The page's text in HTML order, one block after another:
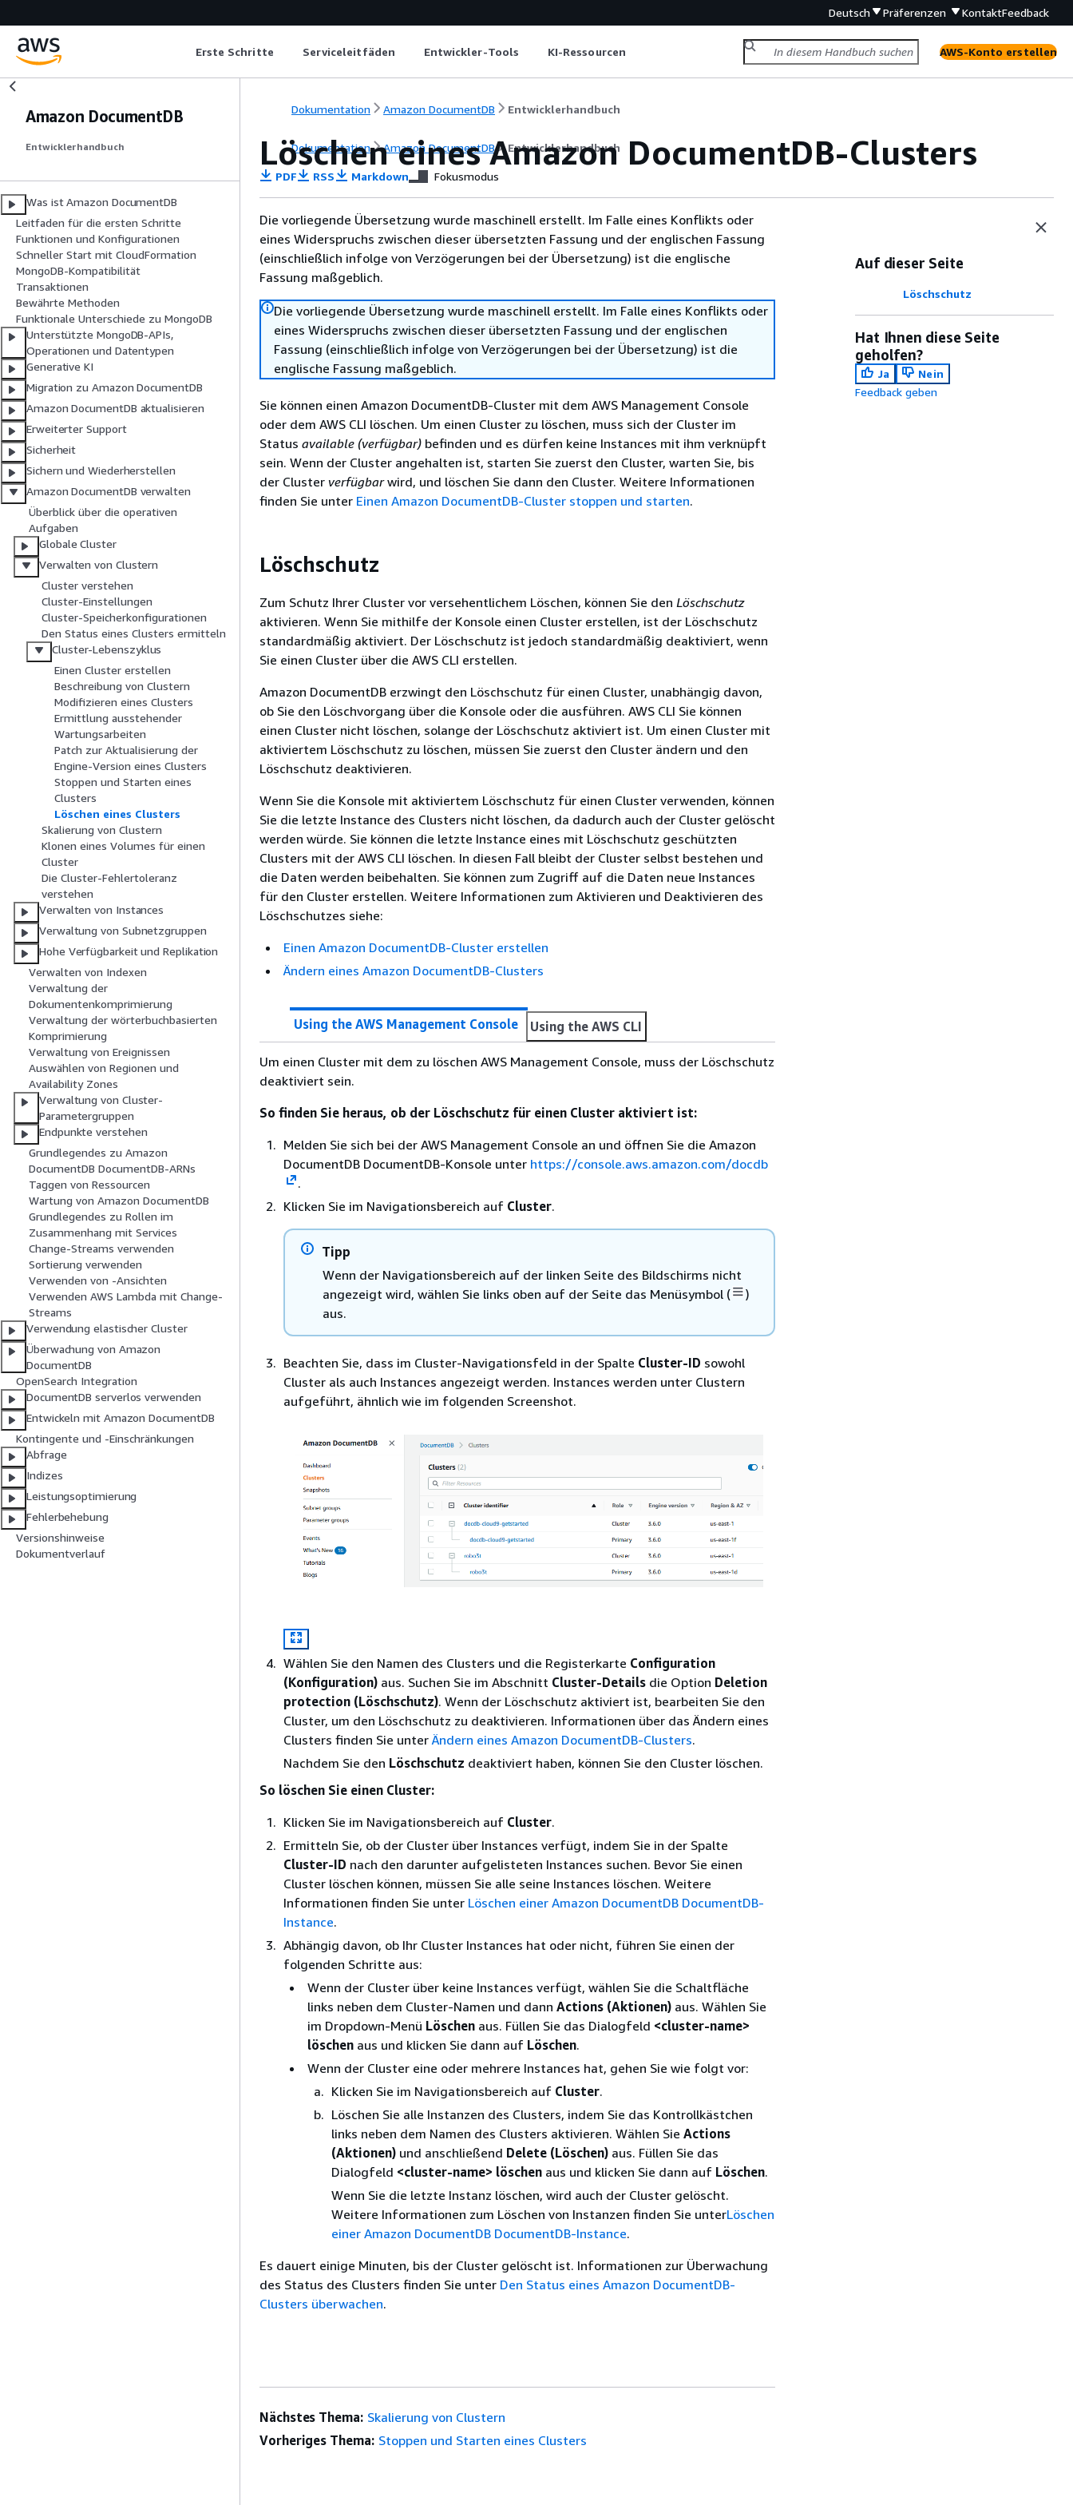
Deutsch Präferenzen KontaktFeedback
Erste Schritte Serviceleitfäden Entwickler-Tools KI-Ressourcen AWS-Konto erstellen
Amazon DocumentDB
Entwicklerhandbuch
Was ist Amazon DocumentDB
Leitfaden für die ersten Schritte
Funktionen und Konfigurationen
Schneller Start mit CloudFormation
MongoDB-Kompatibilität
Transaktionen
Bewährte Methoden
Funktionale Unterschiede zu MongoDB
Unterstützte MongoDB-APIs,
Operationen und Datentypen
Generative KI
Migration zu Amazon DocumentDB
Amazon DocumentDB aktualisieren
Erweiterter Support
Sicherheit
Sichern und Wiederherstellen
Amazon DocumentDB verwalten
Überblick über die operativen
Aufgaben
Globale Cluster
Verwalten von Clustern
Cluster verstehen
Cluster-Einstellungen
Cluster-Speicherkonfigurationen
Den Status eines Clusters ermitteln
Cluster-Lebenszyklus
Einen Cluster erstellen
Beschreibung von Clustern
Modifizieren eines Clusters
Ermittlung ausstehender
Wartungsarbeiten
Patch zur Aktualisierung der
Engine-Version eines Clusters
Stoppen und Starten eines
Clusters
Löschen eines Clusters
Skalierung von Clustern
Klonen eines Volumes für einen
Cluster
Die Cluster-Fehlertoleranz
verstehen
Verwalten von Instances
Verwaltung von Subnetzgruppen
Hohe Verfügbarkeit und Replikation
Verwalten von Indexen
Verwaltung der
Dokumentenkomprimierung
Verwaltung der wörterbuchbasierten
Komprimierung
Verwaltung von Ereignissen
Auswählen von Regionen und
Availability Zones
Verwaltung von Cluster-
Parametergruppen
Endpunkte verstehen
Grundlegendes zu Amazon
DocumentDB DocumentDB-ARNs
Taggen von Ressourcen
Wartung von Amazon DocumentDB
Grundlegendes zu Rollen im
Zusammenhang mit Services
Change-Streams verwenden
Sortierung verwenden
Verwenden von -Ansichten
Verwenden AWS Lambda mit Change-
Streams
Verwendung elastischer Cluster
Überwachung von Amazon
DocumentDB
OpenSearch Integration
DocumentDB serverlos verwenden
Entwickeln mit Amazon DocumentDB
Kontingente und -Einschränkungen
Abfrage
Indizes
Leistungsoptimierung
Fehlerbehebung
Versionshinweise
Dokumentverlauf
Dokumentation Amazon DocumentDB Entwicklerhandbuch
Dokumentation Amazon DocumentDB Entwicklerhandbuch
Löschen eines Amazon DocumentDB-Clusters
PDF RSS Markdown Fokusmodus
Die vorliegende Übersetzung wurde maschinell erstellt. Im Falle eines Konflikts oder
eines Widerspruchs zwischen dieser übersetzten Fassung und der englischen Fassung
(einschließlich infolge von Verzögerungen bei der Übersetzung) ist die englische
Fassung maßgeblich.
Die vorliegende Übersetzung wurde maschinell erstellt. Im Falle eines Konflikts oder
eines Widerspruchs zwischen dieser übersetzten Fassung und der englischen
Fassung (einschließlich infolge von Verzögerungen bei der Übersetzung) ist die
englische Fassung maßgeblich.
Sie können einen Amazon DocumentDB-Cluster mit dem AWS Management Console
oder dem AWS CLI löschen. Um einen Cluster zu löschen, muss sich der Cluster im
Status available (verfügbar) befinden und es dürfen keine Instances mit ihm verknüpft
sein. Wenn der Cluster angehalten ist, starten Sie zuerst den Cluster, warten Sie, bis
der Cluster verfügbarwird, und löschen Sie dann den Cluster. Weitere Informationen
finden Sie unter Einen Amazon DocumentDB-Cluster stoppen und starten.
Löschschutz
Zum Schutz Ihrer Cluster vor versehentlichem Löschen, können Sie den Löschschutz
aktivieren. Wenn Sie mithilfe der Konsole einen Cluster erstellen, ist der Löschschutz
standardmäßig aktiviert. Der Löschschutz ist jedoch standardmäßig deaktiviert, wenn
Sie einen Cluster über die AWS CLI erstellen.
Amazon DocumentDB erzwingt den Löschschutz für einen Cluster, unabhängig davon,
ob Sie den Löschvorgang über die Konsole oder die ausführen. AWS CLI Sie können
einen Cluster nicht löschen, solange der Löschschutz aktiviert ist. Um einen Cluster mit
aktiviertem Löschschutz zu löschen, müssen Sie zuerst den Cluster ändern und den
Löschschutz deaktivieren.
Wenn Sie die Konsole mit aktiviertem Löschschutz für einen Cluster verwenden, können
Sie die letzte Instance des Clusters nicht löschen, da dadurch auch der Cluster gelöscht
werden würde. Sie können die letzte Instance eines mit Löschschutz geschützten
Clusters mit der AWS CLI löschen. In diesen Fall bleibt der Cluster selbst bestehen und
die Daten werden beibehalten. Sie können zum Zugriff auf die Daten neue Instances
für den Cluster erstellen. Weitere Informationen zum Aktivieren und Deaktivieren des
Löschschutzes siehe:
Einen Amazon DocumentDB-Cluster erstellen
Ändern eines Amazon DocumentDB-Clusters
Using the AWS Management Console Using the AWS CLI
Um einen Cluster mit dem zu löschen AWS Management Console, muss der Löschschutz
deaktiviert sein.
So finden Sie heraus, ob der Löschschutz für einen Cluster aktiviert ist:
Melden Sie sich bei der AWS Management Console an und öffnen Sie die Amazon
DocumentDB DocumentDB-Konsole unter https://console.aws.amazon.com/docdb
.
Klicken Sie im Navigationsbereich auf Cluster.
Tipp
Wenn der Navigationsbereich auf der linken Seite des Bildschirms nicht
angezeigt wird, wählen Sie links oben auf der Seite das Menüsymbol (
)
aus.
Beachten Sie, dass im Cluster-Navigationsfeld in der Spalte Cluster-ID sowohl
Cluster als auch Instances angezeigt werden. Instances werden unter Clustern
aufgeführt, ähnlich wie im folgenden Screenshot.
Wählen Sie den Namen des Clusters und die Registerkarte Configuration
(Konfiguration) aus. Suchen Sie im Abschnitt Cluster-Details die Option Deletion
protection (Löschschutz). Wenn der Löschschutz aktiviert ist, bearbeiten Sie den
Cluster, um den Löschschutz zu deaktivieren. Informationen über das Ändern eines
Clusters finden Sie unterÄndern eines Amazon DocumentDB-Clusters.
Nachdem Sie den Löschschutz deaktiviert haben, können Sie den Cluster löschen.
So löschen Sie einen Cluster:
Klicken Sie im Navigationsbereich auf Cluster.
Ermitteln Sie, ob der Cluster über Instances verfügt, indem Sie in der Spalte
Cluster-ID nach den darunter aufgelisteten Instances suchen. Bevor Sie einen
Cluster löschen können, müssen Sie alle seine Instances löschen. Weitere
Informationen finden Sie unter Löschen einer Amazon DocumentDB DocumentDB-
Instance.
Abhängig davon, ob Ihr Cluster Instances hat oder nicht, führen Sie einen der
folgenden Schritte aus:
Wenn der Cluster über keine Instances verfügt, wählen Sie die Schaltfläche
links neben dem Cluster-Namen und dann Actions (Aktionen) aus. Wählen Sie
im Dropdown-Menü Löschen aus. Füllen Sie das Dialogfeld <cluster-name>
löschen aus und klicken Sie dann auf Löschen.
Wenn der Cluster eine oder mehrere Instances hat, gehen Sie wie folgt vor:
Klicken Sie im Navigationsbereich auf Cluster.
Löschen Sie alle Instanzen des Clusters, indem Sie das Kontrollkästchen
links neben dem Namen des Clusters aktivieren. Wählen Sie Actions
(Aktionen) und anschließend Delete (Löschen) aus. Füllen Sie das
Dialogfeld <cluster-name> löschen aus und klicken Sie dann auf Löschen.
Wenn Sie die letzte Instanz löschen, wird auch der Cluster gelöscht.
Weitere Informationen zum Löschen von Instanzen finden Sie unterLöschen
einer Amazon DocumentDB DocumentDB-Instance.
Es dauert einige Minuten, bis der Cluster gelöscht ist. Informationen zur Überwachung
des Status des Clusters finden Sie unter Den Status eines Amazon DocumentDB-
Clusters überwachen.
Auf dieser Seite
Löschschutz
Hat Ihnen diese Seite
geholfen?
Ja
Nein
Feedback geben
Nächstes Thema: Skalierung von Clustern
Vorheriges Thema: Stoppen und Starten eines Clusters